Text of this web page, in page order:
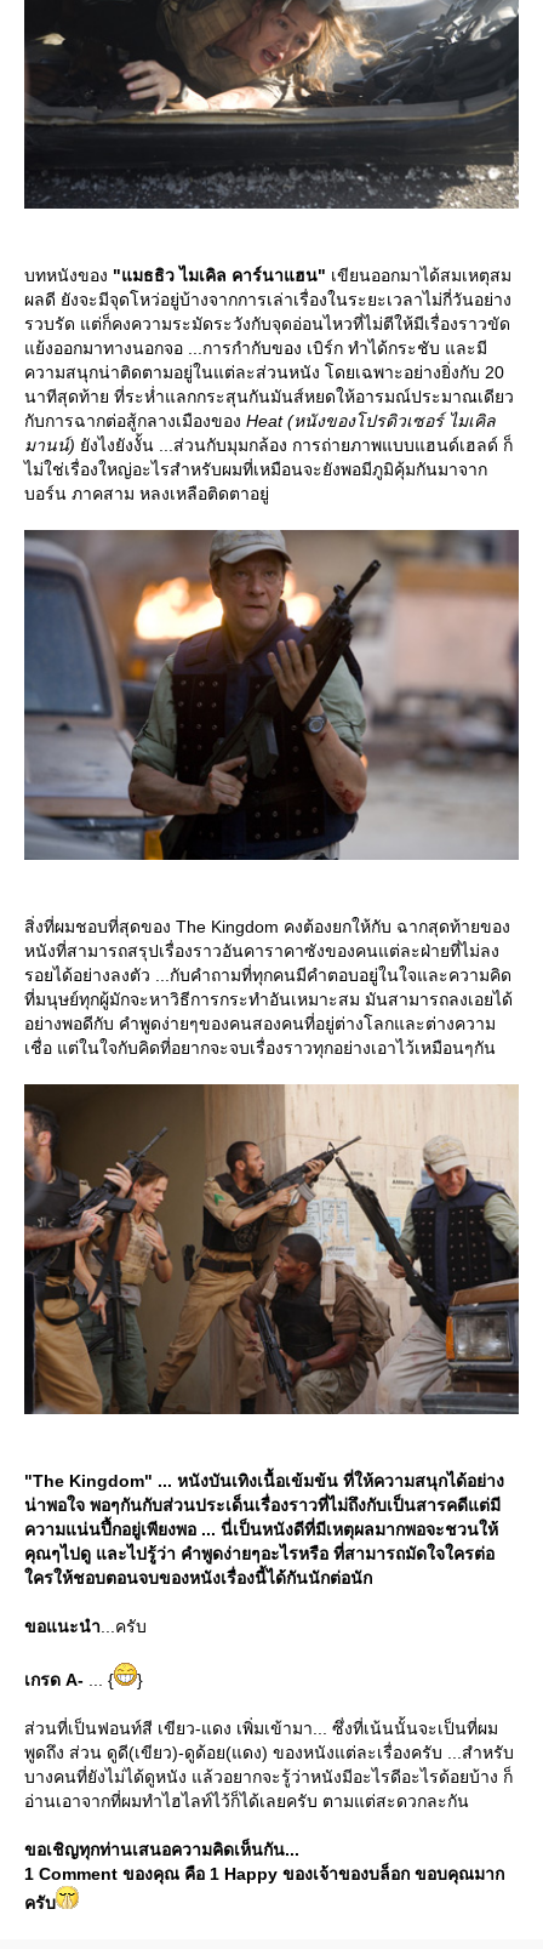
บทหนังของ "แมธธิว ไมเคิล คาร์นาแฮน" เขียนออกมาได้สมเหตุสม
ผลดี ยังจะมีจุดโหว่อยู่บ้างจากการเล่าเรื่องในระยะเวลาไม่กี่วันอย่าง
รวบรัด แต่ก็คงความระมัดระวังกับจุดอ่อนไหวที่ไม่ตีให้มีเรื่องราวขัด
้งออกมาทางนอกจอ ...การกำกับของ เบิร์ก ทำได้กระชับ และมี
ความสนุกน่าติดตามอยู่ในแต่ละส่วนหนัง โดยเฉพาะอย่างยิ่งกับ 20
นาทีสุดท้าย ที่ระห่ำแลกกระสุนกันมันส์หยดให้อารมณ์ประมาณเดียว
กับการฉากต่อสู้กลางเมืองของ Heat (หนังของโปรดิวเซอร์ ไมเคิล
มานน์) ังไงยังงั้น ...ส่วนกับมุมกล้อง การถ่ายภาพแบบแฮนด์เฮลด์ ก็
ไม่ใช่เรื่องใหญ่อะไรสำหรับผมที่เหมือนจะยังพอมีภูมิคุ้มกันมาจาก
บอร์น ภาคสาม หลงเหลือติดตาอยู่
สิ่งที่ผมชอบที่สุดของ The Kingdom คงต้องยกให้กับ ฉากสุดท้ายของ
หนังที่สามารถสรุปเรื่องราวอันคาราคาซังของคนแต่ละฝ่ายที่ไม่ลง
รอยได้อย่างลงตัว ...กับคำถามที่ทุกคนมีคำตอบอยู่ในใจและความคิด
ที่มนุษย์ทุกผู้มักจะหาวิธีการกระทำอันเหมาะสม มันสามารถลงเอยได้
อย่างพอดีกับ คำพูดง่ายๆของคนสองคนที่อยู่ต่างโลกและต่างความ
เชื่อ แต่ในใจกับคิดที่อยากจะจบเรื่องราวทุกอย่างเอาไว้เหมือนๆกัน
"The Kingdom" ... หนังบันเทิงเนื้อเข้มข้น ที่ให้ความสนุกได้อย่าง
น่าพอใจ พอๆกันกับส่วนประเด็นเรื่องราวที่ไม่ถึงกับเป็นสารคดีแต่มี
ความแน่นปึ้กอยู่เพียงพอ ... นี่เป็นหนังดีที่มีเหตุผลมากพอจะชวนให้
คุณๆไปดู และไปรู้ว่า คำพูดง่ายๆอะไรหรือ ที่สามารถมัดใจใครต่อ
ครให้ชอบตอนจบของหนังเรื่องนี้ได้กันนักต่อนัก
ขอแนะนำ...ครับ
เกรด A- ... { }
ส่วนที่เป็นฟอนท์สี เขียว-แดง เพิ่มเข้ามา... ซึ่งที่เน้นนั้นจะเป็นที่ผม
พูดถึง ส่วน ดูดี(เขียว)-ดูด้อย(แดง) ของหนังแต่ละเรื่องครับ ...สำหรับ
บางคนที่ยังไม่ได้ดูหนัง แล้วอยากจะรู้ว่าหนังมีอะไรดีอะไรด้อยบ้าง ก็
อ่านเอาจากที่ผมทำไฮไลท์ไว้ก็ได้เลยครับ ตามแต่สะดวกละกัน
ขอเชิญทุกท่านเสนอความคิดเห็นกัน...
1 Comment ของคุณ คือ 1 Happy ของเจ้าของบล็อก ขอบคุณมาก
ครับ